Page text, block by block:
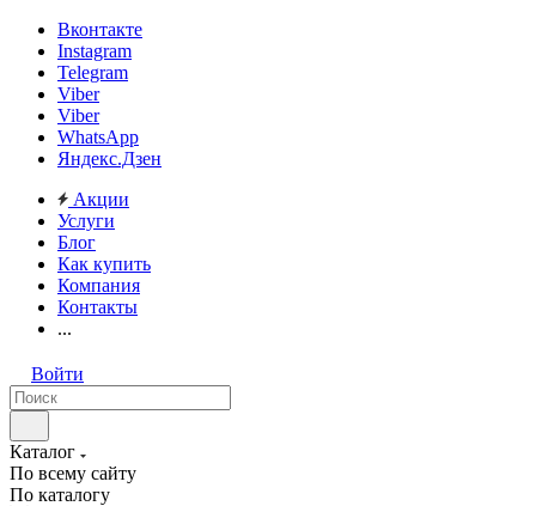
Вконтакте
Instagram
Telegram
Viber
Viber
WhatsApp
Яндекс.Дзен
Акции
Услуги
Блог
Как купить
Компания
Контакты
...
Войти
Каталог
По всему сайту
По каталогу